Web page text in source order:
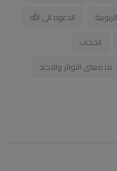
الربوبية
الدعوه الى الله
الحجاب
ما معنى التواتر والاحاد